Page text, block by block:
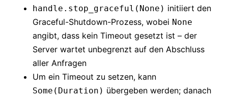
handle.stop_graceful(None) initiiert den
Graceful-Shutdown-Prozess, wobei None
angibt, dass kein Timeout gesetzt ist – der
Server wartet unbegrenzt auf den Abschluss
aller Anfragen
Um ein Timeout zu setzen, kann
Some(Duration) übergeben werden; danach